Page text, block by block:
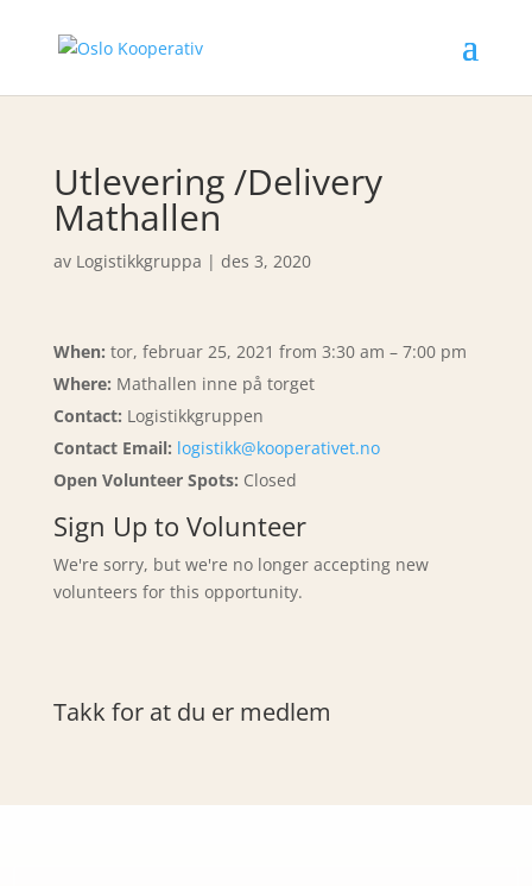
Utlevering /Delivery
Mathallen
av Logistikkgruppa | des 3, 2020
When: tor, februar 25, 2021 from 3:30 am – 7:00 pm
Where: Mathallen inne på torget
Contact: Logistikkgruppen
Contact Email: logistikk@kooperativet.no
Open Volunteer Spots: Closed
Sign Up to Volunteer
We're sorry, but we're no longer accepting new
volunteers for this opportunity.
Takk for at du er medlem